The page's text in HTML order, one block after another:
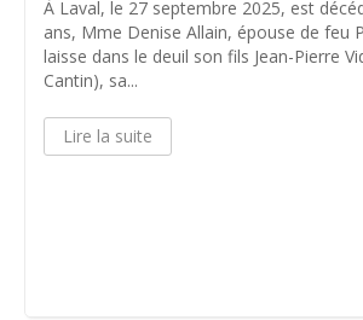
À Laval, le 27 septembre 2025, est
ans, Mme Denise Allain, épouse de feu
laisse dans le deuil son fils Jean-Pierre
Cantin), sa...
Lire la suite